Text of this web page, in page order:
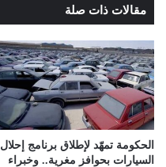
مقالات ذات صلة
الحكومة تمهّد لإطلاق برنامج إحلال
السيارات بحوافز مغرية.. وخبراء